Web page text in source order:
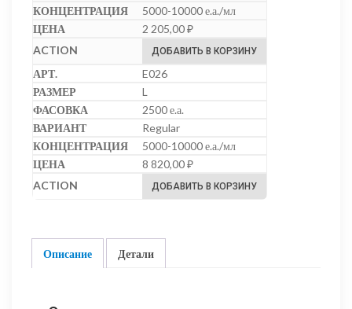
5000-10000 е.а./мл
2 205,00₽
ДОБАВИТЬ В КОРЗИНУ
E026
L
2500 е.а.
Regular
5000-10000 е.а./мл
8 820,00₽
ДОБАВИТЬ В КОРЗИНУ
Описание Детали